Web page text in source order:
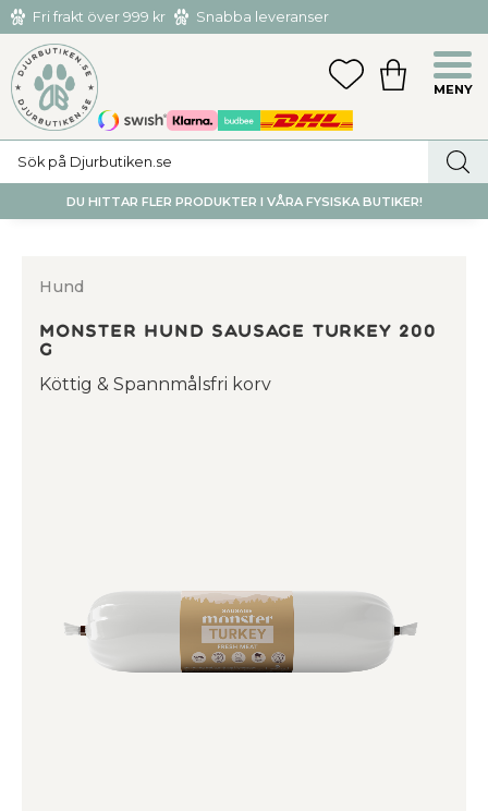
Meny
Fri frakt över 999 kr
Snabba leveranser
Hämta och returnera i butiken i Tumba eller Huddinge C
FAVORITER
KUNDVAGN
DU HITTAR FLER PRODUKTER I VÅRA FYSISKA BUTIKER!
Hund
Monster Hund Sausage Turkey 200
g
Köttig & Spannmålsfri korv